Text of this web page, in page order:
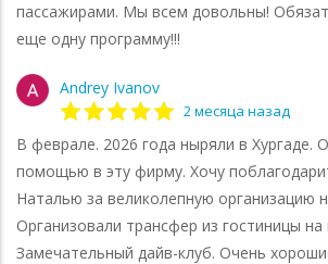
пассажирами. Мы всем довольны!
еще одну программу!!!
Andrey Ivanov
2 месяца назад
В феврале. 2026 года ныряли в Хургаде.
помощью в эту фирму. Хочу
Наталью за великолепную организацию
Организовали трансфер из гостиницы на
Замечательный дайв-клуб. Очень